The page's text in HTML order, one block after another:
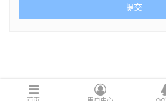
提交
Copyright © 2021 cghsj.com 版权所有